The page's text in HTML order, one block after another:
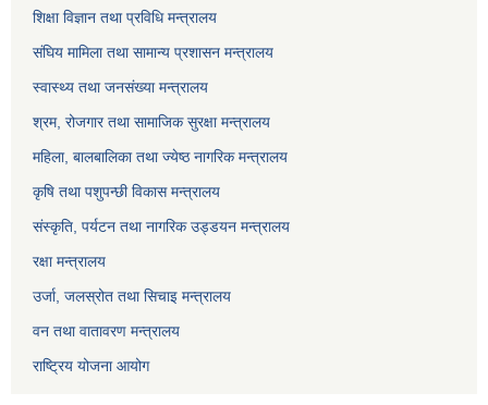
शिक्षा विज्ञान तथा प्रविधि मन्त्रालय
संघिय मामिला तथा सामान्य प्रशासन मन्त्रालय
स्वास्थ्य तथा जनसंख्या मन्त्रालय
श्रम, रोजगार तथा सामाजिक सुरक्षा मन्त्रालय
महिला, बालबालिका तथा ज्येष्ठ नागरिक मन्त्रालय
कृषि तथा पशुपन्छी विकास मन्त्रालय
संस्कृति, पर्यटन तथा नागरिक उड्डयन मन्त्रालय
रक्षा मन्त्रालय
उर्जा, जलस्रोत तथा सिचाइ मन्त्रालय
वन तथा वातावरण मन्त्रालय
राष्ट्रिय योजना आयोग